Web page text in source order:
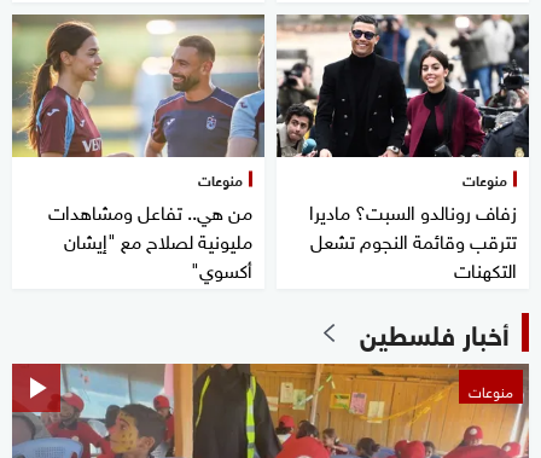
منوعات
زفاف رونالدو السبت؟ ماديرا
تترقب وقائمة النجوم تشعل
التكهنات
منوعات
من هي.. تفاعل ومشاهدات
مليونية لصلاح مع "إيشان
أكسوي"
أخبار فلسطين
منوعات